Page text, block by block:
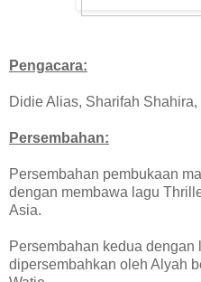
Pengacara:
Didie Alias, Sharifah
Persembahan:
Persembahan pembukaan
dengan membawa lagu
Asia.
Persembahan kedua dengan
dipersembahkan oleh Alyah